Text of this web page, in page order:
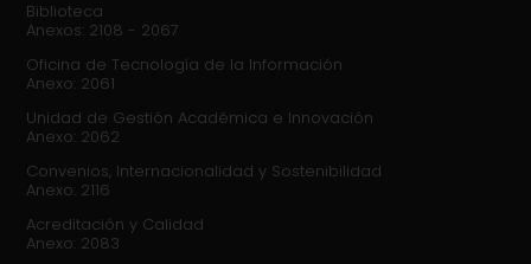
Biblioteca
Anexos: 2108 - 2067
Oficina de Tecnología de la Información
Anexo: 2061
Unidad de Gestión Académica e Innovación
Anexo: 2062
Convenios, Internacionalidad y Sostenibilidad
Anexo: 2116
Acreditación y Calidad
Anexo: 2083